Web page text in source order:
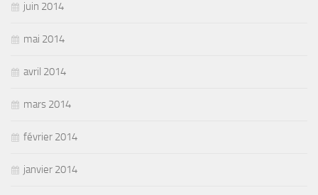
juin 2014
mai 2014
avril 2014
mars 2014
février 2014
janvier 2014